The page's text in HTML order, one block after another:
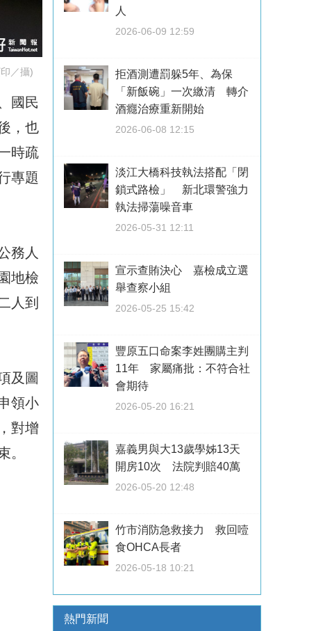
／攝)
國民
，也
時疏
專題
務人
地檢
人到
及圖
領小
對增
。
人
2026-06-09 12:59
拒酒測遭罰躲5年、為保
「新飯碗」一次繳清 轉介
酒癮治療重新開始
2026-06-08 12:15
淡江大橋科技執法搭配「閉
鎖式路檢」 新北環警強力
執法掃蕩噪音車
2026-05-31 12:11
宣示查賄決心 嘉檢成立選
舉查察小組
2026-05-25 15:42
豐原五口命案李姓團購主判
11年 家屬痛批：不符合社
會期待
2026-05-20 16:21
嘉義男與大13歲學姊13天
開房10次 法院判賠40萬
2026-05-20 12:48
竹市消防急救接力 救回噎
食OHCA長者
2026-05-18 10:21
熱門新聞